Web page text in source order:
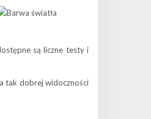
są liczne testy i
tak dobrej widoczności